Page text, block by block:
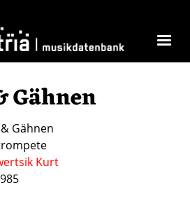
Gähnen
Gähnen
Kurt